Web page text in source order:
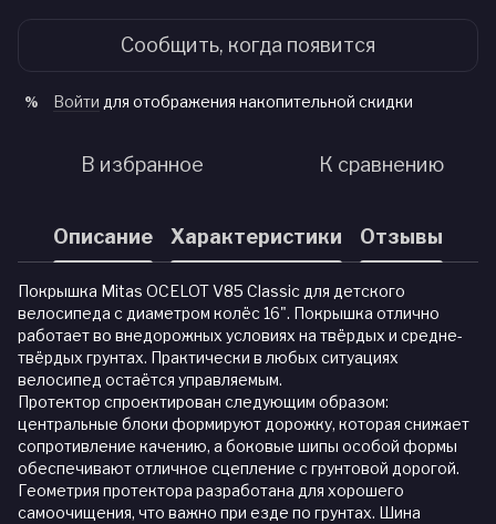
Сообщить, когда появится
% Войти для отображения накопительной скидки
В избранное К сравнению
Описание Характеристики Отзывы
Покрышка Mitas OCELOT V85 Classic для детского
велосипеда с диаметром колёс 16". Покрышка отлично
работает во внедорожных условиях на твёрдых и средне-
твёрдых грунтах. Практически в любых ситуациях
велосипед остаётся управляемым.
Протектор спроектирован следующим образом:
центральные блоки формируют дорожку, которая снижает
сопротивление качению, а боковые шипы особой формы
обеспечивают отличное сцепление с грунтовой дорогой.
Геометрия протектора разработана для хорошего
самоочищения, что важно при езде по грунтах. Шина